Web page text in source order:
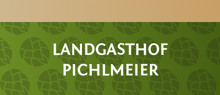
LANDGASTHOF
PICHLMEIER